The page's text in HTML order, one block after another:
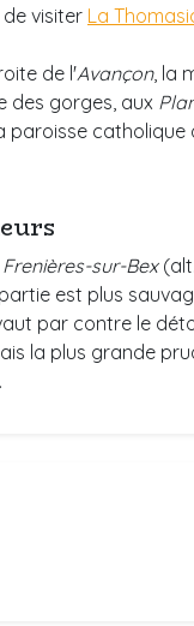
de visiter La
de l'Avançon, la
des gorges, aux
paroisse catholique
Frenières-sur-Bex
est plus
par contre le
la plus grande
.